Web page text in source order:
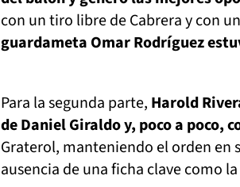
con un tiro libre de Cabrera y con
guardameta Omar Rodríguez
Para la segunda parte, Harold
de Daniel Giraldo y, poco a poco,
Graterol, manteniendo el orden en
ausencia de una ficha clave como